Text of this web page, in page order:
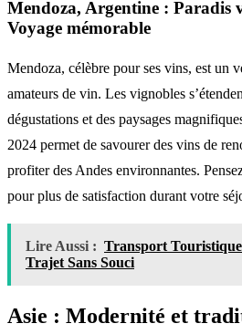
Mendoza, Argentine : Paradis
Voyage mémorable
Mendoza, célèbre pour ses vins, est un
amateurs de vin. Les vignobles
dégustations et des paysages
2024 permet de savourer des vins de
profiter des Andes environnantes.
pour plus de satisfaction durant votre
Lire Aussi : Transport
Trajet Sans Souci
Asie : Modernité et